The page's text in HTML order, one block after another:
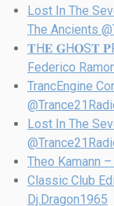
Lost In The
The Ancients
𝐓H𝐄 𝐆H𝐎S𝐓
Federico
TrancEngine
Lost In The
Theo Kamann
Classic Club
Dj.Dragon1965